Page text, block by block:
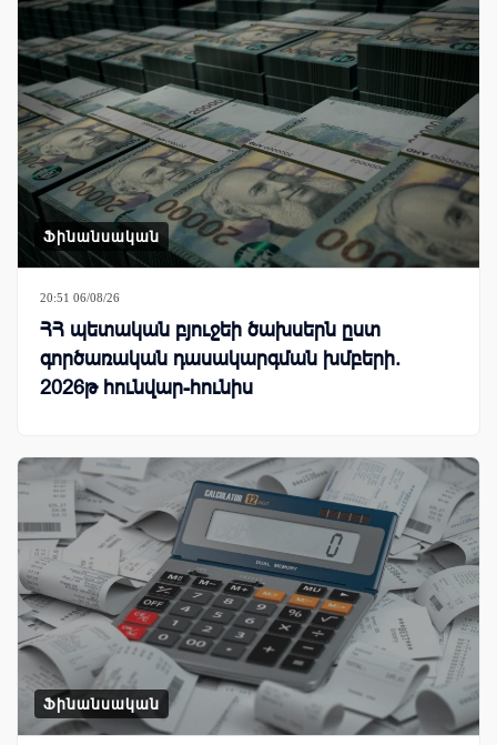
Ֆինանսական
20:51 06/08/26
ՀՀ պետական բյուջեի ծախսերն ըստ
գործառական դասակարգման խմբերի.
2026թ հունվար-հունիս
Ֆինանսական